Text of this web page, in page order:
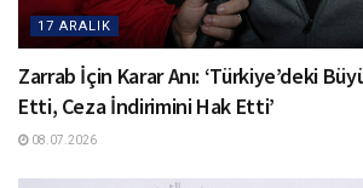
17 ARALIK
Zarrab İçin Karar Anı: ‘Türkiye’deki
Etti, Ceza İndirimini Hak Etti’
08.07.2026